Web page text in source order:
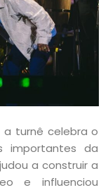
a turnê celebra o
importantes da
a construir a
e influenciou